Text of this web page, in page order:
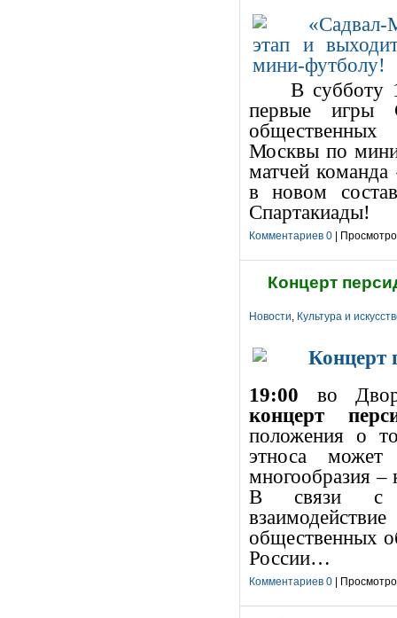
В субботу
первые игры
Москвы по
матчей
в новом
Спартакиады!
Комментариев 0 |
Концерт
Новости, Культура и
19:00 во
концерт
положения о
этноса может
многообразия –
В связи с
общественных
России…
Комментариев 0 |